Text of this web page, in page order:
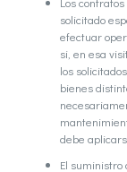
solicitado
efectuar
si, en esa
los
bienes
debe
El suministro